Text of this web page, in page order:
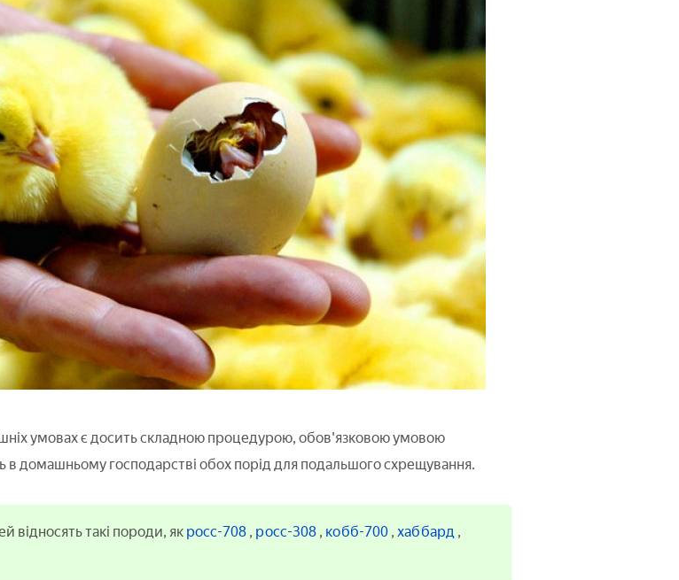
умовах є досить складною процедурою, обов'язковою умовою
в домашньому господарстві обох порід для подальшого схрещування.
відносять такі породи, як росс-708 , росс-308 , кобб-700 ,хаббард ,